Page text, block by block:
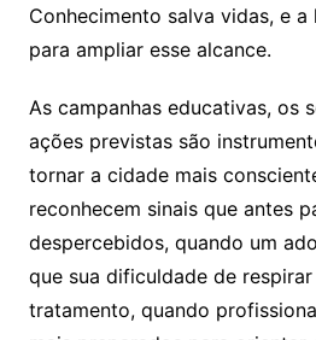
Conhecimento salva vidas, e
para ampliar esse alcance.
As campanhas educativas, os
ações previstas são
tornar a cidade mais
reconhecem sinais que antes
despercebidos, quando um
que sua dificuldade de
tratamento, quando